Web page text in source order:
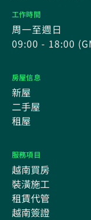
工作時間
周一至週日
09:00 - 18:00
房屋信息
新屋
二手屋
租屋
服務項目
越南買房
裝潢施工
租賃代管
越南簽證